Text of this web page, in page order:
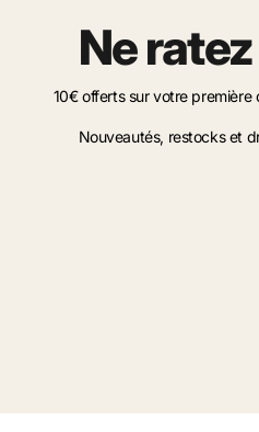
Ne
10€ offerts sur votre
Nouveautés, restocks et